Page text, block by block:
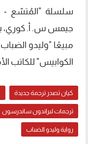
جيمس س. أ. كوري،
الكوابيس" للكاتب
كيان تصدر ترجمة جديدة
ترجمات لبراندون ساندرسون
رواية وليدو الضباب